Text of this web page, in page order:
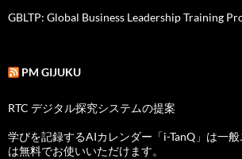
GBLTP: Global Business Leadership Training
PM GIJUKU
RTC デジタル探究システムの提案
学びを記録するAIカレンダー「i-TanQ」は一
は無料でお使いいただけます。